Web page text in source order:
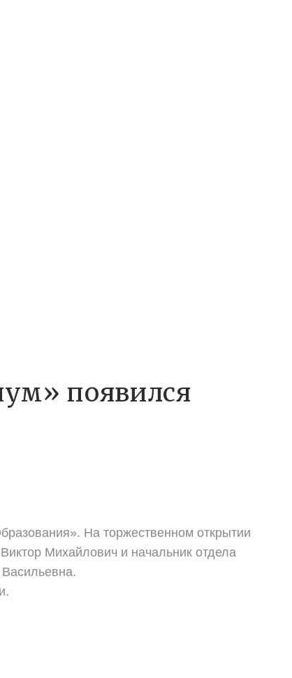
появился
На торжественном открытии
Михайлович и начальник отдела